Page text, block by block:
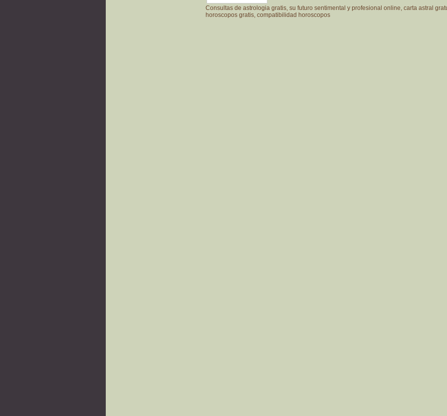
Consultas de astrologia gratis, su futuro sentimental y profesional online, carta astral
horoscopos gratis, compatibilidad horoscopos